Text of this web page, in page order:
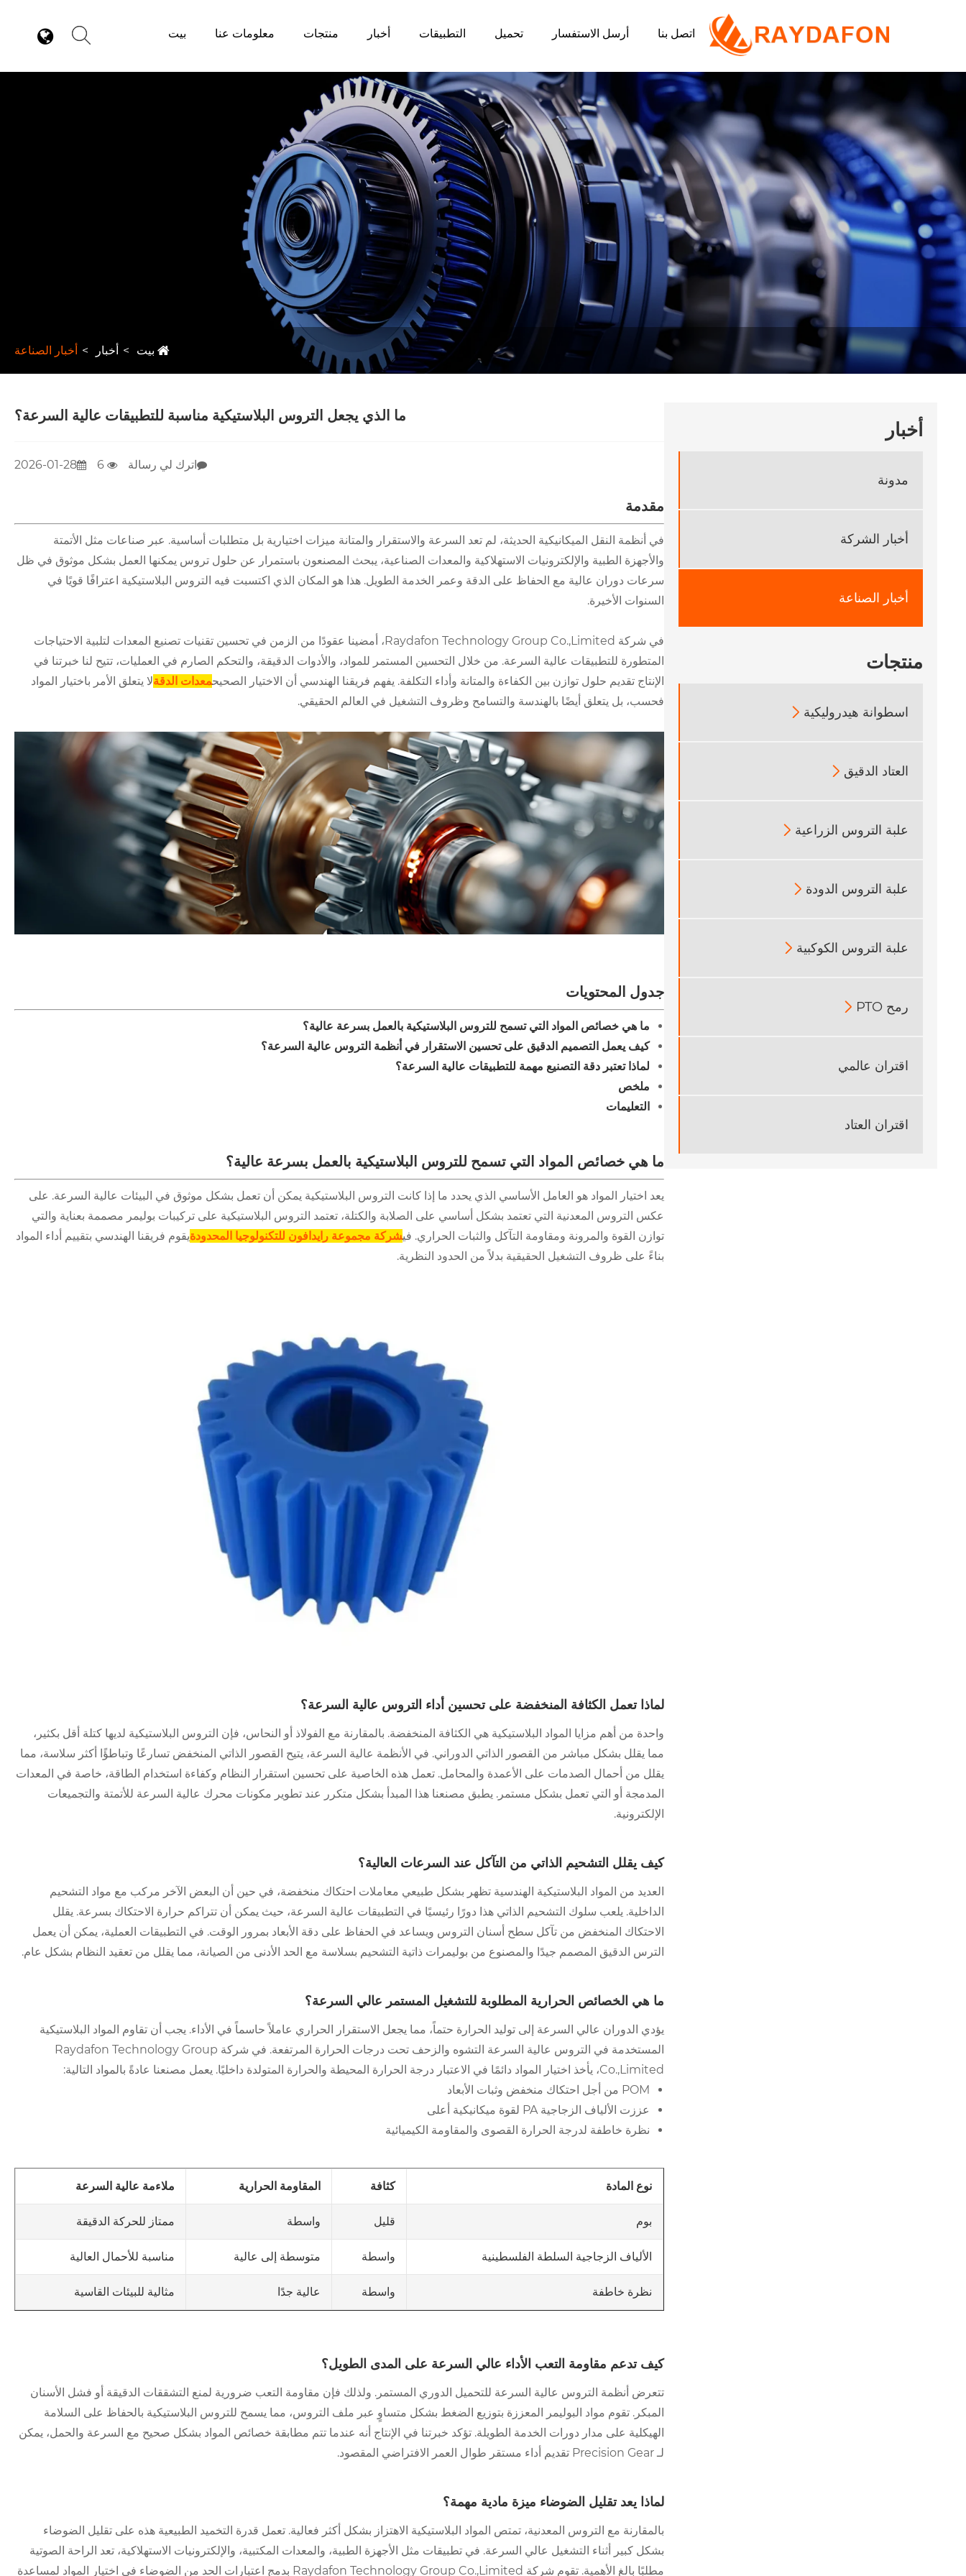
بيت معلومات عنا منتجات أخبار التطبيقات تحميل أرسل الاستفسار اتصل بنا
بيت أخبار أخبار الصناعة
أخبار
مدونة
أخبار الشركة
أخبار الصناعة
منتجات
اسطوانة هيدروليكية 
العتاد الدقيق 
علبة التروس الزراعية 
علبة التروس الدودة 
علبة التروس الكوكبية 
رمح PTO 
اقتران عالمي
اقتران العتاد
ما الذي يجعل التروس البلاستيكية مناسبة للتطبيقات عالية السرعة؟
2026-01-28 اترك لي رسالة
مقدمة
في أنظمة النقل الميكانيكية الحديثة، لم تعد السرعة والاستقرار والمتانة ميزات اختيارية بل متطلبات أساسية. عبر صناعات مثل الأتمتة
والأجهزة الطبية والإلكترونيات الاستهلاكية والمعدات الصناعية، يبحث المصنعون باستمرار عن حلول تروس يمكنها العمل بشكل موثوق في ظل
سرعات دوران عالية مع الحفاظ على الدقة وعمر الخدمة الطويل. هذا هو المكان الذي اكتسبت فيه التروس البلاستيكية اعترافًا قويًا في
السنوات الأخيرة.
في شركة Raydafon Technology Group Co.,Limited، أمضينا عقودًا من الزمن في تحسين تقنيات تصنيع المعدات لتلبية الاحتياجات
المتطورة للتطبيقات عالية السرعة. من خلال التحسين المستمر للمواد، والأدوات الدقيقة، والتحكم الصارم في العمليات، تتيح لنا خبرتنا في
الإنتاج تقديم حلول توازن بين الكفاءة والمتانة وأداء التكلفة. يفهم فريقنا الهندسي أن الاختيار الصحيحمعدات الدقةلا يتعلق الأمر باختيار المواد
فحسب، بل يتعلق أيضًا بالهندسة والتسامح وظروف التشغيل في العالم الحقيقي.
جدول المحتويات
ما هي خصائص المواد التي تسمح للتروس البلاستيكية بالعمل بسرعة عالية؟
كيف يعمل التصميم الدقيق على تحسين الاستقرار في أنظمة التروس عالية السرعة؟
لماذا تعتبر دقة التصنيع مهمة للتطبيقات عالية السرعة؟
ملخص
التعليمات
ما هي خصائص المواد التي تسمح للتروس البلاستيكية بالعمل بسرعة عالية؟
يعد اختيار المواد هو العامل الأساسي الذي يحدد ما إذا كانت التروس البلاستيكية يمكن أن تعمل بشكل موثوق في البيئات عالية السرعة. على
عكس التروس المعدنية التي تعتمد بشكل أساسي على الصلابة والكتلة، تعتمد التروس البلاستيكية على تركيبات بوليمر مصممة بعناية والتي
توازن القوة والمرونة ومقاومة التآكل والثبات الحراري. فيشركة مجموعة رايدافون للتكنولوجيا المحدودةيقوم فريقنا الهندسي بتقييم أداء المواد
بناءً على ظروف التشغيل الحقيقية بدلاً من الحدود النظرية.
لماذا تعمل الكثافة المنخفضة على تحسين أداء التروس عالية السرعة؟
واحدة من أهم مزايا المواد البلاستيكية هي الكثافة المنخفضة. بالمقارنة مع الفولاذ أو النحاس، فإن التروس البلاستيكية لديها كتلة أقل بكثير،
مما يقلل بشكل مباشر من القصور الذاتي الدوراني. في الأنظمة عالية السرعة، يتيح القصور الذاتي المنخفض تسارعًا وتباطؤًا أكثر سلاسة، مما
يقلل من أحمال الصدمات على الأعمدة والمحامل. تعمل هذه الخاصية على تحسين استقرار النظام وكفاءة استخدام الطاقة، خاصة في المعدات
المدمجة أو التي تعمل بشكل مستمر. يطبق مصنعنا هذا المبدأ بشكل متكرر عند تطوير مكونات محرك عالية السرعة للأتمتة والتجميعات
الإلكترونية.
كيف يقلل التشحيم الذاتي من التآكل عند السرعات العالية؟
العديد من المواد البلاستيكية الهندسية تظهر بشكل طبيعي معاملات احتكاك منخفضة، في حين أن البعض الآخر مركب مع مواد التشحيم
الداخلية. يلعب سلوك التشحيم الذاتي هذا دورًا رئيسيًا في التطبيقات عالية السرعة، حيث يمكن أن تتراكم حرارة الاحتكاك بسرعة. يقلل
الاحتكاك المنخفض من تآكل سطح أسنان التروس ويساعد في الحفاظ على دقة الأبعاد بمرور الوقت. في التطبيقات العملية، يمكن أن يعمل
الترس الدقيق المصمم جيدًا والمصنوع من بوليمرات ذاتية التشحيم بسلاسة مع الحد الأدنى من الصيانة، مما يقلل من تعقيد النظام بشكل عام.
ما هي الخصائص الحرارية المطلوبة للتشغيل المستمر عالي السرعة؟
يؤدي الدوران عالي السرعة إلى توليد الحرارة حتماً، مما يجعل الاستقرار الحراري عاملاً حاسماً في الأداء. يجب أن تقاوم المواد البلاستيكية
المستخدمة في التروس عالية السرعة التشوه والزحف تحت درجات الحرارة المرتفعة. في شركة Raydafon Technology Group
Co.,Limited، يأخذ اختيار المواد دائمًا في الاعتبار درجة الحرارة المحيطة والحرارة المتولدة داخليًا. يعمل مصنعنا عادةً بالمواد التالية:
POM من أجل احتكاك منخفض وثبات الأبعاد
عززت الألياف الزجاجية PA لقوة ميكانيكية أعلى
نظرة خاطفة لدرجة الحرارة القصوى والمقاومة الكيميائية
نوع المادة كثافة المقاومة الحرارية ملاءمة عالية السرعة
بوم قليل واسطة ممتاز للحركة الدقيقة
الألياف الزجاجية السلطة الفلسطينية واسطة متوسطة إلى عالية مناسبة للأحمال العالية
نظرة خاطفة واسطة عالية جدًا مثالية للبيئات القاسية
كيف تدعم مقاومة التعب الأداء عالي السرعة على المدى الطويل؟
تتعرض أنظمة التروس عالية السرعة للتحميل الدوري المستمر. ولذلك فإن مقاومة التعب ضرورية لمنع التشققات الدقيقة أو فشل الأسنان
المبكر. تقوم مواد البوليمر المعززة بتوزيع الضغط بشكل متساوٍ عبر ملف التروس، مما يسمح للتروس البلاستيكية بالحفاظ على السلامة
الهيكلية على مدار دورات الخدمة الطويلة. تؤكد خبرتنا في الإنتاج أنه عندما تتم مطابقة خصائص المواد بشكل صحيح مع السرعة والحمل، يمكن
لـ Precision Gear تقديم أداء مستقر طوال العمر الافتراضي المقصود.
لماذا يعد تقليل الضوضاء ميزة مادية مهمة؟
بالمقارنة مع التروس المعدنية، تمتص المواد البلاستيكية الاهتزاز بشكل أكثر فعالية. تعمل قدرة التخميد الطبيعية هذه على تقليل الضوضاء
بشكل كبير أثناء التشغيل عالي السرعة. في تطبيقات مثل الأجهزة الطبية، والمعدات المكتبية، والإلكترونيات الاستهلاكية، تعد الراحة الصوتية
مطلبًا بالغ الأهمية. تقوم شركة Raydafon Technology Group Co.,Limited بدمج اعتبارات الحد من الضوضاء في اختيار المواد لمساعدة